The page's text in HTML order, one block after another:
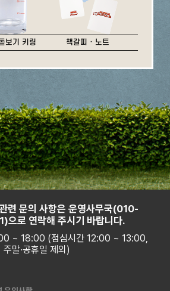
보기 키링 책갈피 · 노트
련 문의 사항은 운영사무국(010-
로 연락해 주시기 바랍니다.
~ 18:00 (점심시간 12:00 ~ 13:00,
주말·공휴일 제외)